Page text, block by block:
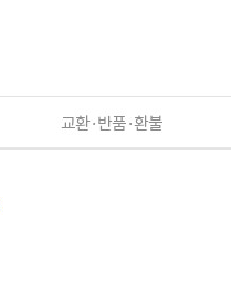
교환·반품·환불